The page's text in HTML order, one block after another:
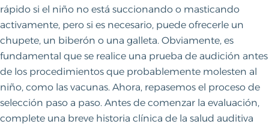
rápido si el niño no está succionando o masticando
activamente, pero si es necesario, puede ofrecerle un
chupete, un biberón o una galleta. Obviamente, es
fundamental que se realice una prueba de audición antes
de los procedimientos que probablemente molesten al
niño, como las vacunas. Ahora, repasemos el proceso de
selección paso a paso. Antes de comenzar la evaluación,
complete una breve historia clínica de la salud auditiva